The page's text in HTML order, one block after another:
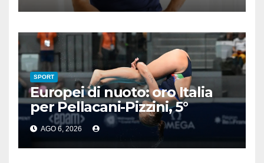
SPORT
Europei di nuoto: oro Italia
per Pellacani-Pizzini, 5°
trionfo per Chiara
AGO 6, 2026